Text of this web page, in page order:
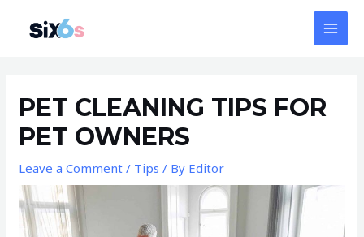
PET CLEANING TIPS FOR
PET OWNERS
Leave a Comment / Tips / By Editor